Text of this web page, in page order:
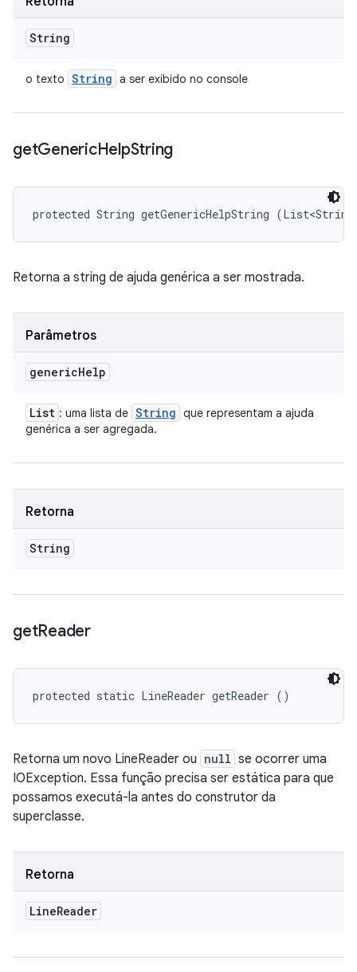
String
o texto String a ser exibido no console
getGenericHelpString
protected String getGenericHelpString
Retorna a string de ajuda genérica a ser mostrada.
Parâmetros
genericHelp
List : uma lista de String que representam a ajuda
genérica a ser agregada.
Retorna
String
getReader
protected static LineReader getReader ()
Retorna um novo LineReader ou null se ocorrer uma
IOException. Essa função precisa ser estática para que
possamos executá-la antes do construtor da
superclasse.
Retorna
LineReader